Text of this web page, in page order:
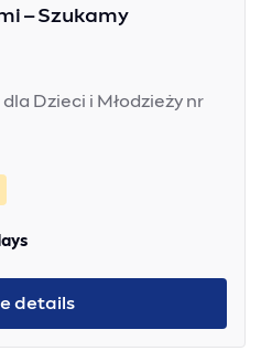
Dzieci i Młodzieży nr
details